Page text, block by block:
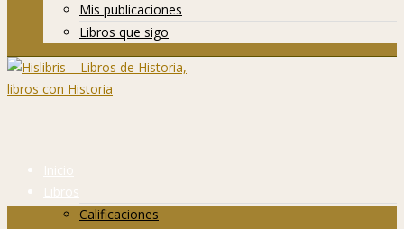
Mis publicaciones
Libros que sigo
Inicio
Libros
Calificaciones